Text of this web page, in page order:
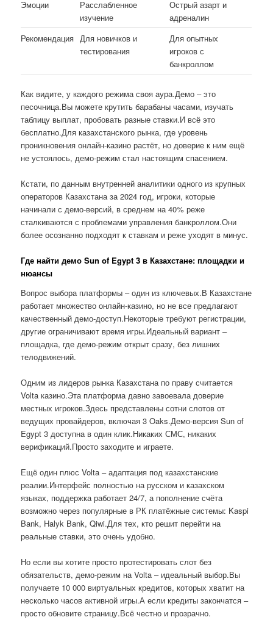
Эмоции
Расслабленное
изучение
Острый азарт и
адреналин
Рекомендация Для новичков и
тестирования
Для опытных
игроков с
банкроллом
Как видите, у каждого режима своя аура.Демо – это
песочница.Вы можете крутить барабаны часами, изучать
таблицу выплат, пробовать разные ставки.И всё это
бесплатно.Для казахстанского рынка, где уровень
проникновения онлайн-казино растёт, но доверие к ним ещё
не устоялось, демо-режим стал настоящим спасением.
Кстати, по данным внутренней аналитики одного из крупных
операторов Казахстана за 2024 год, игроки, которые
начинали с демо-версий, в среднем на 40% реже
сталкиваются с проблемами управления банкроллом.Они
более осознанно подходят к ставкам и реже уходят в минус.
Где найти демо Sun of Egypt 3 в Казахстане: площадки и
нюансы
Вопрос выбора платформы – один из ключевых.В Казахстане
работает множество онлайн-казино, но не все предлагают
качественный демо-доступ.Некоторые требуют регистрации,
другие ограничивают время игры.Идеальный вариант –
площадка, где демо-режим открыт сразу, без лишних
телодвижений.
Одним из лидеров рынка Казахстана по праву считается
Volta казино.Эта платформа давно завоевала доверие
местных игроков.Здесь представлены сотни слотов от
ведущих провайдеров, включая 3 Oaks.Демо-версия Sun of
Egypt 3 доступна в один клик.Никаких СМС, никаких
верификаций.Просто заходите и играете.
Ещё один плюс Volta – адаптация под казахстанские
реалии.Интерфейс полностью на русском и казахском
языках, поддержка работает 24/7, а пополнение счёта
возможно через популярные в РК платёжные системы: Kaspi
Bank, Halyk Bank, Qiwi.Для тех, кто решит перейти на
реальные ставки, это очень удобно.
Но если вы хотите просто протестировать слот без
обязательств, демо-режим на Volta – идеальный выбор.Вы
получаете 10 000 виртуальных кредитов, которых хватит на
несколько часов активной игры.А если кредиты закончатся –
просто обновите страницу.Всё честно и прозрачно.